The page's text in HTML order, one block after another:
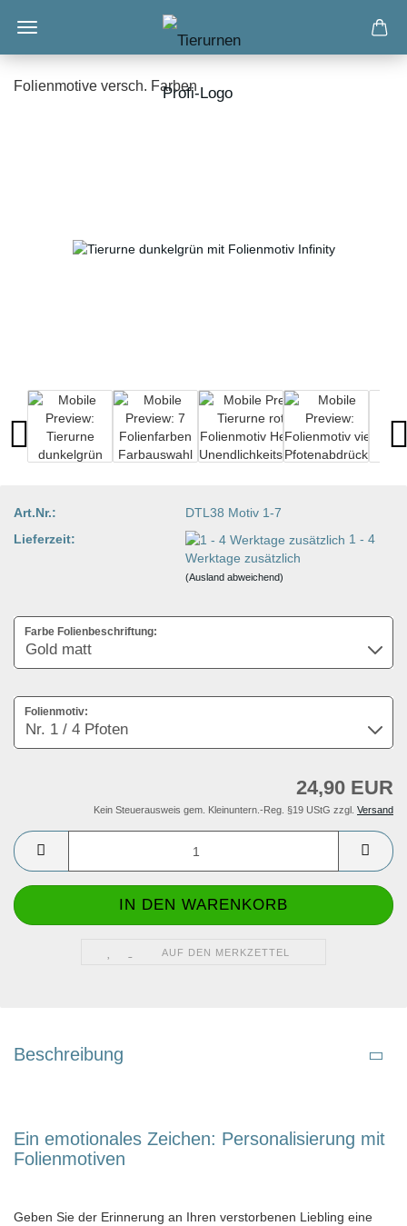
Folienmotive versch. Farben
Art.Nr.:
DTL38 Motiv 1-7
Lieferzeit:
1 - 4
Werktage zusätzlich
(Ausland abweichend)
Farbe Folienbeschriftung:
Folienmotiv:
24,90 EUR
Kein Steuerausweis gem. Kleinuntern.-Reg. §19 UStG zzgl. Versand
AUF DEN MERKZETTEL
Beschreibung
Ein emotionales Zeichen: Personalisierung mit
Folienmotiven
Geben Sie der Erinnerung an Ihren verstorbenen Liebling eine